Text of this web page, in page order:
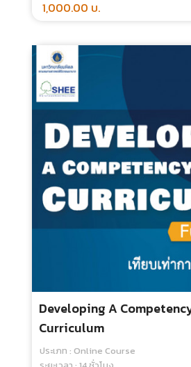
1,000.00 บ.
เทคนิคการเขียนโครงร่างวิจั
ศึกษาวิทยาศาสตร์สุขภาพ –
ประเภท : Online Course
ระยะเวลา : 9.30 ชั่วโมง
กลุ่มเป้าหมาย : สำหรับทุกคน
3,000.00 บ.
Active Learning In Online
ประเภท : Online Course
1,000.00 บ.